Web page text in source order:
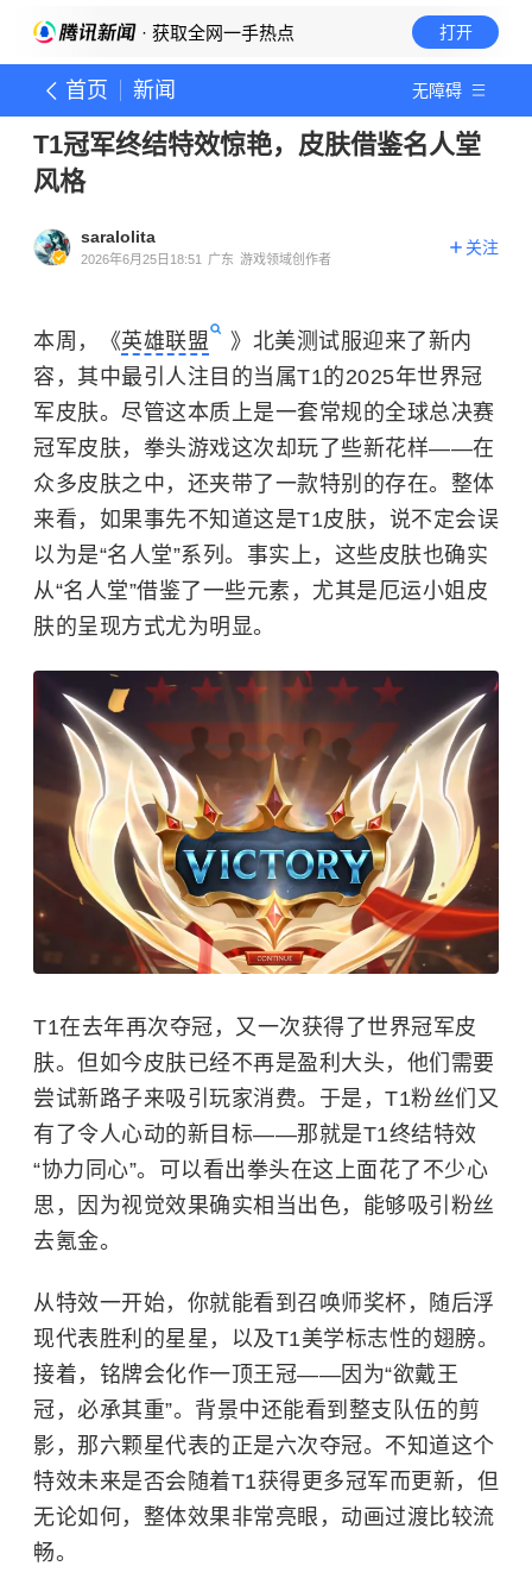
· 获取全网一手热点 打开
首页 新闻 无障碍
T1冠军终结特效惊艳，皮肤借鉴名人堂
风格
saralolita
2026年6月25日18:51 广东 游戏领域创作者
关注
本周，《英雄联盟
》北美测试服迎来了新内
容，其中最引人注目的当属T1的2025年世界冠
军皮肤。尽管这本质上是一套常规的全球总决赛
冠军皮肤，拳头游戏这次却玩了些新花样——在
众多皮肤之中，还夹带了一款特别的存在。整体
来看，如果事先不知道这是T1皮肤，说不定会误
以为是“名人堂”系列。事实上，这些皮肤也确实
从“名人堂”借鉴了一些元素，尤其是厄运小姐皮
肤的呈现方式尤为明显。
T1在去年再次夺冠，又一次获得了世界冠军皮
肤。但如今皮肤已经不再是盈利大头，他们需要
尝试新路子来吸引玩家消费。于是，T1粉丝们又
有了令人心动的新目标——那就是T1终结特效
“协力同心”。可以看出拳头在这上面花了不少心
思，因为视觉效果确实相当出色，能够吸引粉丝
去氪金。
从特效一开始，你就能看到召唤师奖杯，随后浮
现代表胜利的星星，以及T1美学标志性的翅膀。
接着，铭牌会化作一顶王冠——因为“欲戴王
冠，必承其重”。背景中还能看到整支队伍的剪
影，那六颗星代表的正是六次夺冠。不知道这个
特效未来是否会随着T1获得更多冠军而更新，但
无论如何，整体效果非常亮眼，动画过渡比较流
畅。